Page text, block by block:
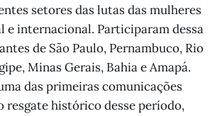
setores das lutas das mulheres
e internacional. Participaram dessa
de São Paulo, Pernambuco, Rio
Minas Gerais, Bahia e Amapá.
das primeiras comunicações
resgate histórico desse período,